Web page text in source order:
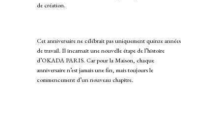
de création.
Cet anniversaire ne célébrait pas uniquement quinze années
de travail. Il incarnait une nouvelle étape de l’histoire
d’OKADA PARIS. Car pour la Maison, chaque
anniversaire n’est jamais une fin, mais toujours le
commencement d’un nouveau chapitre.